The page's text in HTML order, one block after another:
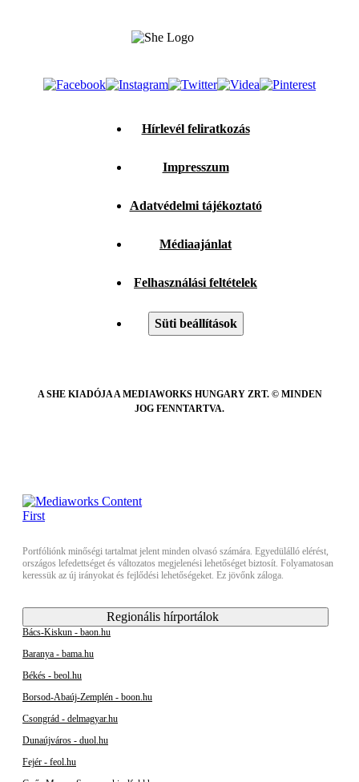
Hírlevél feliratkozás
Impresszum
Adatvédelmi tájékoztató
Médiaajánlat
Felhasználási feltételek
Süti beállítások
A SHE KIADÓJA A MEDIAWORKS HUNGARY ZRT. © MINDEN
JOG FENNTARTVA.
Portfóliónk minőségi tartalmat jelent minden olvasó számára. Egyedülálló elérést,
országos lefedettséget és változatos megjelenési lehetőséget biztosít. Folyamatosan
keressük az új irányokat és fejlődési lehetőségeket. Ez jövőnk záloga.
Regionális hírportálok
Bács-Kiskun - baon.hu
Baranya - bama.hu
Békés - beol.hu
Borsod-Abaúj-Zemplén - boon.hu
Csongrád - delmagyar.hu
Dunaújváros - duol.hu
Fejér - feol.hu